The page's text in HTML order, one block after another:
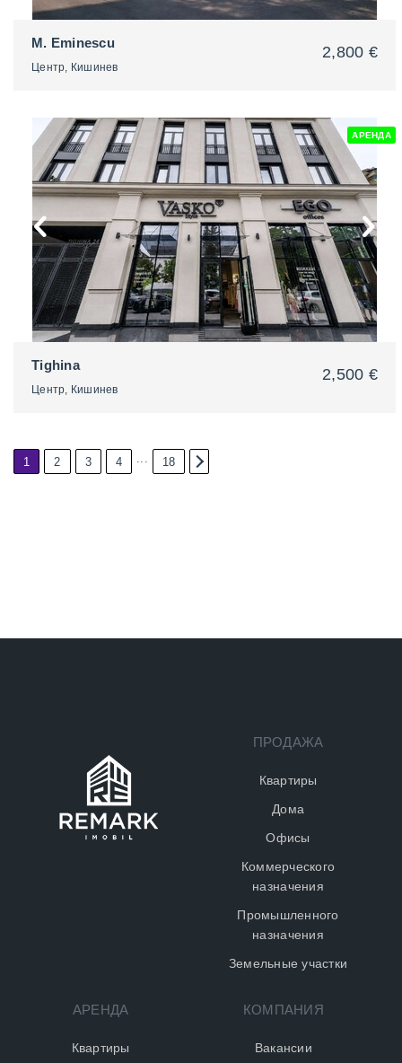
2
M. Eminescu
Центр, Кишинев
2,800 €
АРЕНДА
Tighina
Центр, Кишинев
2,500 €
1 2 3 4 ... 18
ПРОДАЖА
Квартиры
Дома
Офисы
Коммерческого
назначения
Промышленного
назначения
Земельные участки
АРЕНДА
Квартиры
КОМПАНИЯ
Вакансии